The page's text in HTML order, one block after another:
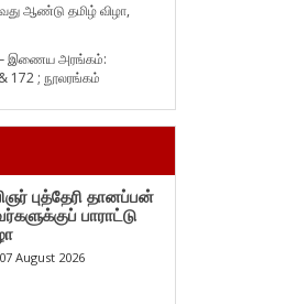
ஆண்டு தமிழ் விழா,
– இணைய அரங்கம்:
172 ; நூலரங்கம்
புத்தேரி தானப்பன்
பாராட்டு
07 August 2026